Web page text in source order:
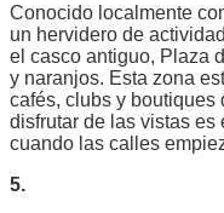
Conocido localmente
un hervidero de
el casco antiguo, Plaza
y naranjos. Esta zona
cafés, clubs y boutiques
disfrutar de las vistas es
cuando las calles
5.